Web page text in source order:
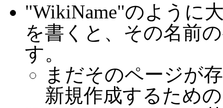
"WikiName"のように
を書くと、その名前
す。
まだそのページが
新規作成するため